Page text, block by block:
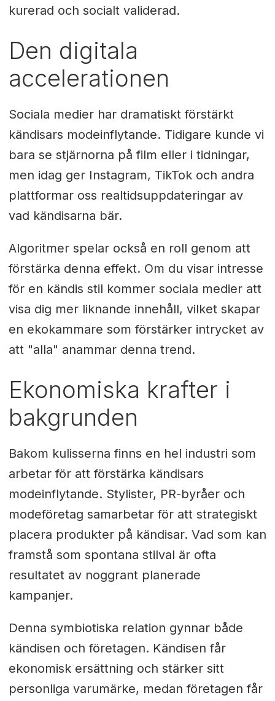
kurerad och socialt validerad.
Den digitala
accelerationen
Sociala medier har dramatiskt förstärkt
kändisars modeinflytande. Tidigare kunde vi
bara se stjärnorna på film eller i tidningar,
men idag ger Instagram, TikTok och andra
plattformar oss realtidsuppdateringar av
vad kändisarna bär.
Algoritmer spelar också en roll genom att
förstärka denna effekt. Om du visar intresse
för en kändis stil kommer sociala medier att
visa dig mer liknande innehåll, vilket skapar
en ekokammare som förstärker intrycket av
att "alla" anammar denna trend.
Ekonomiska krafter i
bakgrunden
Bakom kulisserna finns en hel industri som
arbetar för att förstärka kändisars
modeinflytande. Stylister, PR-byråer och
modeföretag samarbetar för att strategiskt
placera produkter på kändisar. Vad som kan
framstå som spontana stilval är ofta
resultatet av noggrant planerade
kampanjer.
Denna symbiotiska relation gynnar både
kändisen och företagen. Kändisen får
ekonomisk ersättning och stärker sitt
personliga varumärke, medan företagen får